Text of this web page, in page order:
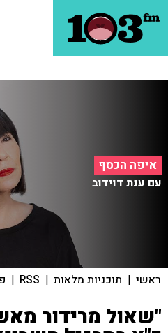
איפה הכסף
עם ענת דוידוב
ראשי | תוכניות מלאות |
RSS
|
"שאול מרידור